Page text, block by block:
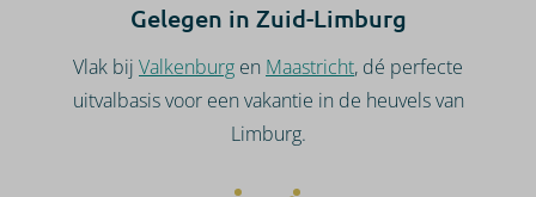
Gelegen in Zuid-Limburg
Vlak bij Valkenburg en Maastricht, dé perfecte
uitvalbasis voor een vakantie in de heuvels van
Limburg.